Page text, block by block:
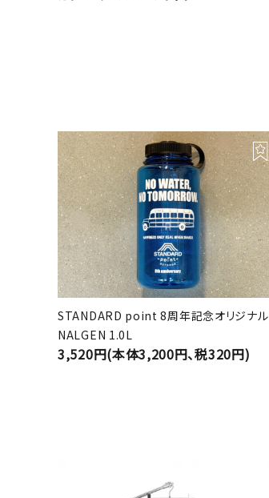
STANDARD point 8周年記念オリジナル
NALGEN 1.0L
3,520円(本体3,200円、税320円)